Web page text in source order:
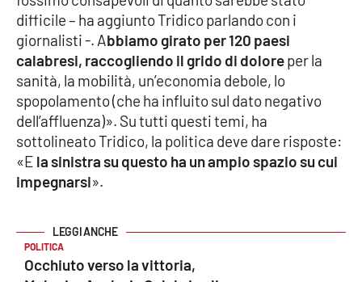
Imprese Di Calabria
Le perfidie di Antonella Grippo
Venti di comunicazione
STREAMING
LaC Network
difficile – ha aggiunto Tridico parlando con i
giornalisti -. Abbiamo girato per 120 paesi
calabresi, raccogliendo il grido di doloreper la
sanità, la mobilità, un’economia debole, lo
spopolamento (che ha influito sul dato negativo
dell’affluenza)». Su tutti questi temi, ha
sottolineato Tridico, la politica deve dare risposte:
«E la sinistra su questo ha un ampio spazio su cui
impegnarsi».
POLITICA
Occhiuto verso la vittoria,